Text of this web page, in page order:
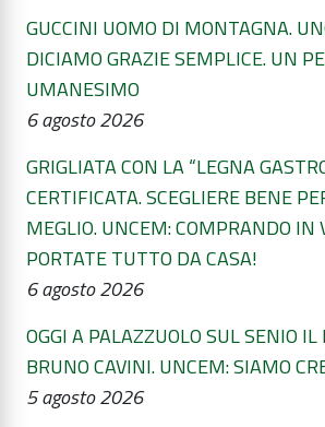
GUCCINI UOMO DI MONTAGNA.
DICIAMO GRAZIE SEMPLICE. UN
UMANESIMO
6 agosto 2026
GRIGLIATA CON LA “LEGNA
CERTIFICATA. SCEGLIERE BENE
MEGLIO. UNCEM: COMPRANDO IN
PORTATE TUTTO DA CASA!
6 agosto 2026
OGGI A PALAZZUOLO SUL SENIO
BRUNO CAVINI. UNCEM: SIAMO
5 agosto 2026